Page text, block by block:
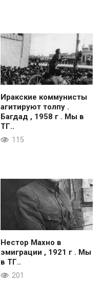
Иракские коммунисты
агитируют толпу .
Багдад , 1958 г . Мы в
ТГ..
115
Нестор Махно в
эмиграции , 1921 г . Мы
в ТГ..
201